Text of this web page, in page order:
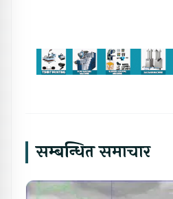
सम्बन्धित समाचार